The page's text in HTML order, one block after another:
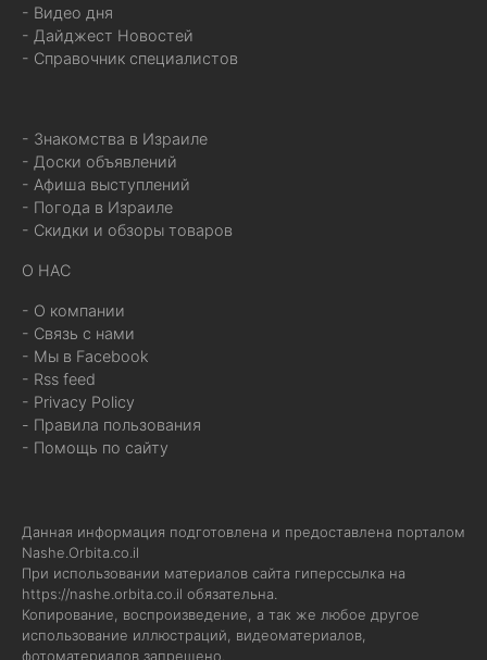
- Видео дня
- Дайджест Новостей
- Справочник специалистов
- Знакомства в Израиле
- Доски объявлений
- Афиша выступлений
- Погода в Израиле
- Скидки и обзоры товаров
О НАС
- О компании
- Связь с нами
- Мы в Facebook
- Rss feed
- Privacy Policy
- Правила пользования
- Помощь по сайту
Данная информация подготовлена и предоставлена порталом
Nashe.Orbita.co.il
При использовании материалов сайта гиперссылка на
https://nashe.orbita.co.il обязательна.
Копирование, воспроизведение, а так же любое другое
использование иллюстраций, видеоматериалов,
фотоматериалов запрещено.